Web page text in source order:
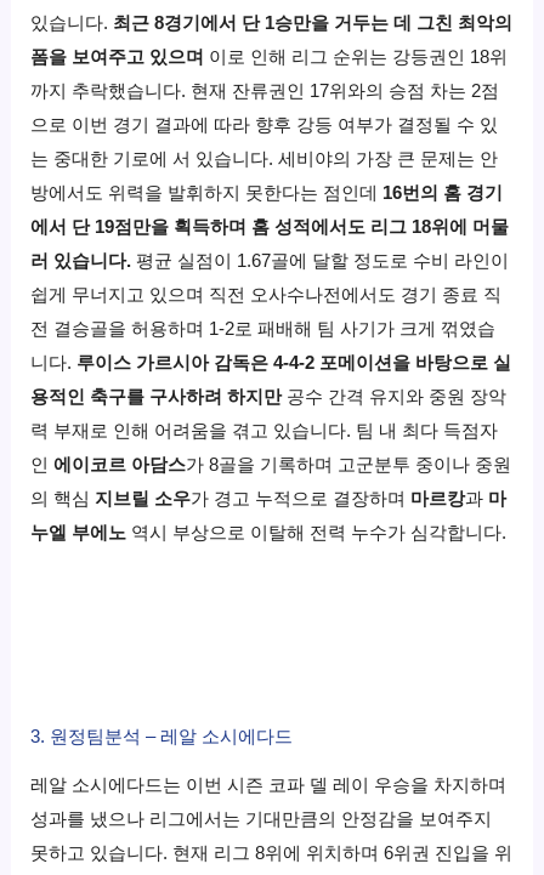
있습니다. 최근 8경기에서 단 1승만을 거두는 데 그친 최악의
폼을 보여주고 있으며 이로 인해 리그 순위는 강등권인 18위
까지 추락했습니다. 현재 잔류권인 17위와의 승점 차는 2점
으로 이번 경기 결과에 따라 향후 강등 여부가 결정될 수 있
는 중대한 기로에 서 있습니다. 세비야의 가장 큰 문제는 안
방에서도 위력을 발휘하지 못한다는 점인데 16번의 홈 경기
에서 단 19점만을 획득하며 홈 성적에서도 리그 18위에 머물
러 있습니다. 평균 실점이 1.67골에 달할 정도로 수비 라인이
쉽게 무너지고 있으며 직전 오사수나전에서도 경기 종료 직
전 결승골을 허용하며 1-2로 패배해 팀 사기가 크게 꺾였습
니다. 루이스 가르시아 감독은 4-4-2 포메이션을 바탕으로 실
용적인 축구를 구사하려 하지만공수 간격 유지와 중원 장악
력 부재로 인해 어려움을 겪고 있습니다. 팀 내 최다 득점자
인에이코르 아담스가 8골을 기록하며 고군분투 중이나 중원
의 핵심 지브릴 소우가 경고 누적으로 결장하며 마르캉과 마
누엘 부에노 역시 부상으로 이탈해 전력 누수가 심각합니다.
3. 원정팀분석 – 레알 소시에다드
레알 소시에다드는 이번 시즌 코파 델 레이 우승을 차지하며
성과를 냈으나 리그에서는 기대만큼의 안정감을 보여주지
못하고 있습니다. 현재 리그 8위에 위치하며 6위권 진입을 위